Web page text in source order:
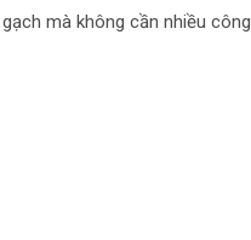
mà không cần nhiều công